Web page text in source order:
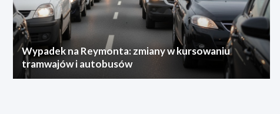
Wypadek na Reymonta: zmiany w kursowaniu
tramwajów i autobusów